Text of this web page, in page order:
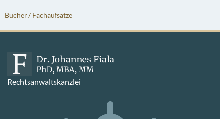
Bücher / Fachaufsätze
Rechtsanwaltskanzlei